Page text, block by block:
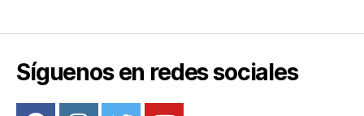
o
k
tir
Síguenos en redes sociales